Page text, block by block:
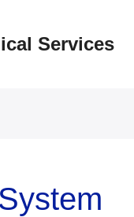
Services